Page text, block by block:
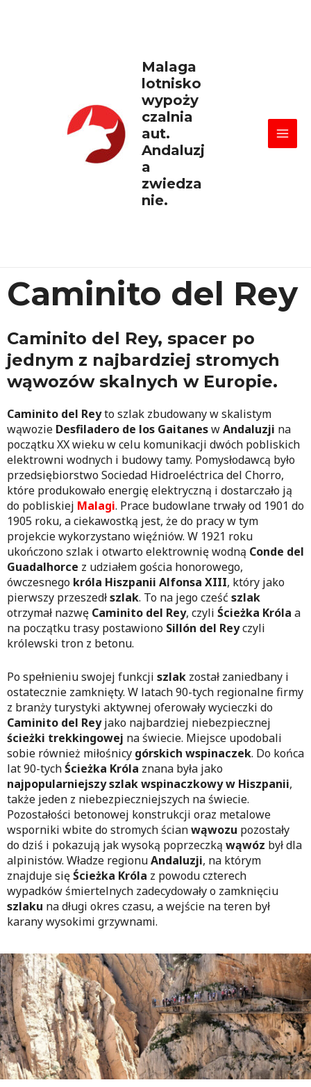
Malaga
lotnisko
wypoży
czalnia
aut.
Andaluzj
a
zwiedza
nie.
Caminito del Rey
Caminito del Rey, spacer po
jednym z najbardziej stromych
wąwozów skalnych w Europie.
Caminito del Reyto szlak zbudowany w skalistym
wąwozie Desfiladero de los GaitaneswAndaluzji na
początku XX wieku w celu komunikacji dwóch pobliskich
elektrowni wodnych i budowy tamy. Pomysłodawcą było
przedsiębiorstwo Sociedad Hidroeléctrica del Chorro,
które produkowało energię elektryczną i dostarczało ją
do pobliskiej Malagi. Prace budowlane trwały od 1901 do
1905 roku, a ciekawostką jest, że do pracy w tym
projekcie wykorzystano więźniów. W 1921 roku
ukończono szlak i otwarto elektrownię wodną Conde del
Guadalhorce z udziałem gościa honorowego,
ówczesnego króla Hiszpanii Alfonsa XIII, który jako
pierwszy przeszedłszlak. To na jego cześć szlak
otrzymał nazwę Caminito del Rey, czyli Ścieżka Króla a
na początku trasy postawiono Sillón del Reyczyli
królewski tron z betonu.
Po spełnieniu swojej funkcji szlak został zaniedbany i
ostatecznie zamknięty. W latach 90-tych regionalne firmy
z branży turystyki aktywnej oferowały wycieczki do
Caminito del Reyjako najbardziej niebezpiecznej
ścieżki trekkingowej na świecie. Miejsce upodobali
sobie również miłośnicy górskich wspinaczek. Do końca
lat 90-tychŚcieżka Króla znana była jako
najpopularniejszy szlak wspinaczkowy w Hiszpanii,
także jeden z niebezpieczniejszych na świecie.
Pozostałości betonowej konstrukcji oraz metalowe
wsporniki wbite do stromych ścianwąwozu pozostały
do dziś i pokazują jak wysoką poprzeczką wąwóz był dla
alpinistów. Władze regionuAndaluzji, na którym
znajduje sięŚcieżka Króla z powodu czterech
wypadków śmiertelnych zadecydowały o zamknięciu
szlaku na długi okres czasu, a wejście na teren był
karany wysokimi grzywnami.